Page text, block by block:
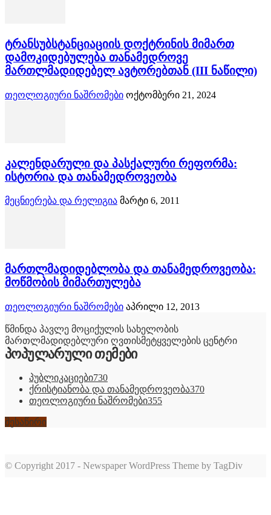
ტრანსუბსტანციაციის დოქტრინის მიმართ
დამოკიდებულება თანამედროვე
მართლმადიდებელ ავტორებთან (III ნაწილი)
თეოლოგიური ნაშრომები ოქტომბერი 21, 2024
კალენდარული და პასქალური რეფორმა:
ისტორია და თანამედროვეობა
მეცნიერება და რელიგია მარტი 6, 2011
მართლმადიდებლობა და თანამედროვეობა:
მოწმობის მიმართულება
თეოლოგიური ნაშრომები აპრილი 12, 2013
წმინდა პავლე მოციქულის სახელობის
მართლმადიდებლური ღვთისმეტყველების ცენტრი
პოპულარული თემები
პუბლიკაციები730
ქრისტიანობა და თანამედროვეობა370
თეოლოგიური ნაშრომები355
შესაწირი
© Copyright 2017 - Newspaper WordPress Theme by TagDiv